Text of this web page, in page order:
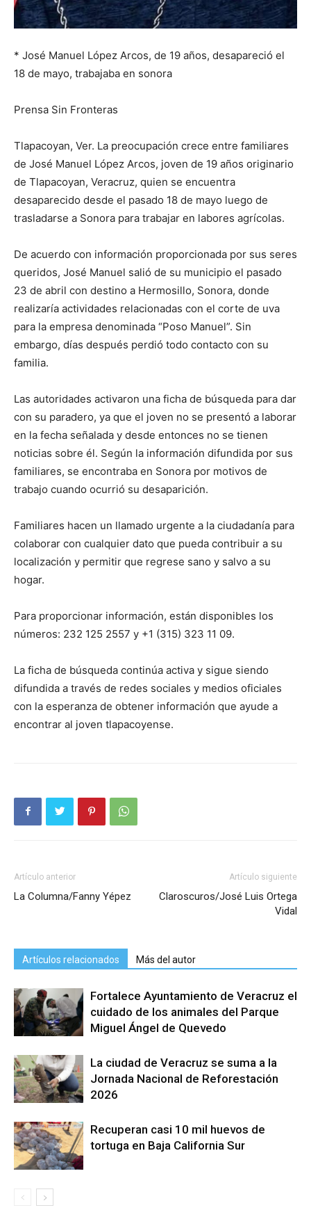
* José Manuel López Arcos, de 19 años, desapareció el
18 de mayo, trabajaba en sonora
Prensa Sin Fronteras
Tlapacoyan, Ver. La preocupación crece entre familiares
de José Manuel López Arcos, joven de 19 años originario
de Tlapacoyan, Veracruz, quien se encuentra
desaparecido desde el pasado 18 de mayo luego de
trasladarse a Sonora para trabajar en labores agrícolas.
De acuerdo con información proporcionada por sus seres
queridos, José Manuel salió de su municipio el pasado
23 de abril con destino a Hermosillo, Sonora, donde
realizaría actividades relacionadas con el corte de uva
para la empresa denominada “Poso Manuel”. Sin
embargo, días después perdió todo contacto con su
familia.
Las autoridades activaron una ficha de búsqueda para dar
con su paradero, ya que el joven no se presentó a laborar
en la fecha señalada y desde entonces no se tienen
noticias sobre él. Según la información difundida por sus
familiares, se encontraba en Sonora por motivos de
trabajo cuando ocurrió su desaparición.
Familiares hacen un llamado urgente a la ciudadanía para
colaborar con cualquier dato que pueda contribuir a su
localización y permitir que regrese sano y salvo a su
hogar.
Para proporcionar información, están disponibles los
números: 232 125 2557 y +1 (315) 323 11 09.
La ficha de búsqueda continúa activa y sigue siendo
difundida a través de redes sociales y medios oficiales
con la esperanza de obtener información que ayude a
encontrar al joven tlapacoyense.
Artículo anterior
La Columna/Fanny Yépez
Artículo siguiente
Claroscuros/José Luis Ortega
Vidal
Artículos relacionados Más del autor
Fortalece Ayuntamiento de Veracruz el
cuidado de los animales del Parque
Miguel Ángel de Quevedo
La ciudad de Veracruz se suma a la
Jornada Nacional de Reforestación
2026
Recuperan casi 10 mil huevos de
tortuga en Baja California Sur